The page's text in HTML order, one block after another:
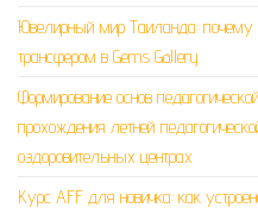
Ювелирный мир Таиланда: почему
трансфером в Gems Gallery
Формирование основ
прохождения летней
оздоровительных центрах
Курс AFF для новичка: как